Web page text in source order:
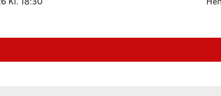
Kl. 18:30